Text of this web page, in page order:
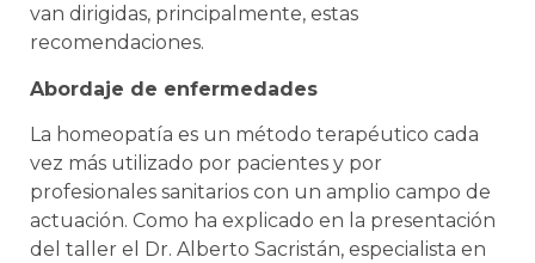
van dirigidas, principalmente, estas
recomendaciones.
Abordaje de enfermedades
La homeopatía es un método terapéutico cada
vez más utilizado por pacientes y por
profesionales sanitarios con un amplio campo de
actuación. Como ha explicado en la presentación
del taller el Dr. Alberto Sacristán, especialista en